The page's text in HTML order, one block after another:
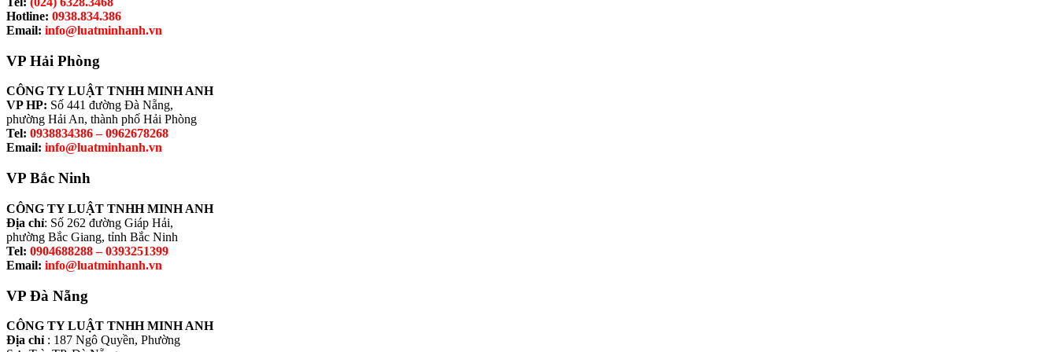
Hotline: 0938.834.386
Email: info@luatminhanh.vn
VP Hải Phòng
CÔNG TY LUẬT TNHH MINH ANH
VP HP: Số 441 đường Đà Nẵng,
phường Hải An, thành phố Hải Phòng
Tel: 0938834386 – 0962678268
Email: info@luatminhanh.vn
VP Bắc Ninh
CÔNG TY LUẬT TNHH MINH ANH
Địa chỉ: Số 262 đường Giáp Hải,
phường Bắc Giang, tỉnh Bắc Ninh
Tel: 0904688288 – 0393251399
Email: info@luatminhanh.vn
VP Đà Nẵng
CÔNG TY LUẬT TNHH MINH ANH
Địa chỉ : 187 Ngô Quyền, Phường